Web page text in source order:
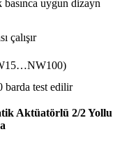
uygun dizayn
çalışır
barda test edilir
Aktüatörlü 2/2 Yollu